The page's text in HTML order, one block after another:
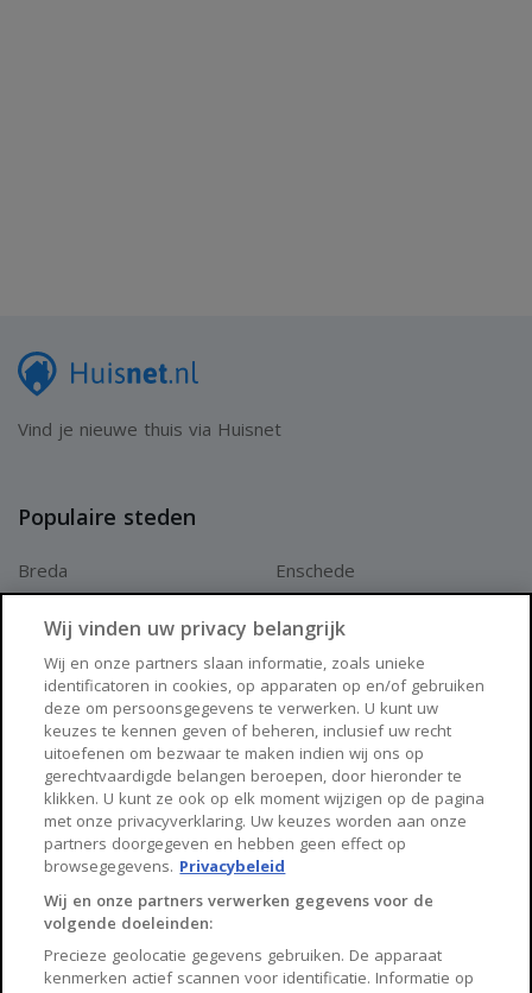
Vind je nieuwe thuis via Huisnet
Populaire steden
Breda
Arnhem
Enschede
Zwolle
Huisnet
Over Huisnet
Algemene voorwaarden
Privacybeleid
Contact
Sitemap
Wij vinden uw privacy belangrijk
Wij en onze partners slaan informatie, zoals unieke
identificatoren in cookies, op apparaten op en/of gebruiken
deze om persoonsgegevens te verwerken. U kunt uw
keuzes te kennen geven of beheren, inclusief uw recht
uitoefenen om bezwaar te maken indien wij ons op
gerechtvaardigde belangen beroepen, door hieronder te
klikken. U kunt ze ook op elk moment wijzigen op de pagina
met onze privacyverklaring. Uw keuzes worden aan onze
partners doorgegeven en hebben geen effect op
browsegegevens. Privacybeleid
Wij en onze partners verwerken gegevens voor de
volgende doeleinden:
Precieze geolocatie gegevens gebruiken. De apparaat
kenmerken actief scannen voor identificatie. Informatie op